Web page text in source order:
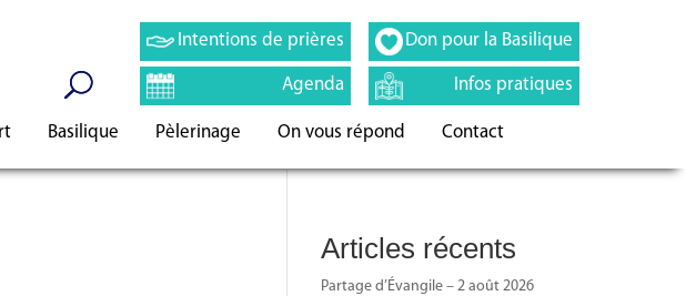
Intentions de prières
Agenda
Don pour la Basilique
Infos pratiques
Basilique Pèlerinage On vous répond Contact
Articles récents
Partage d’Évangile – 2 août 2026